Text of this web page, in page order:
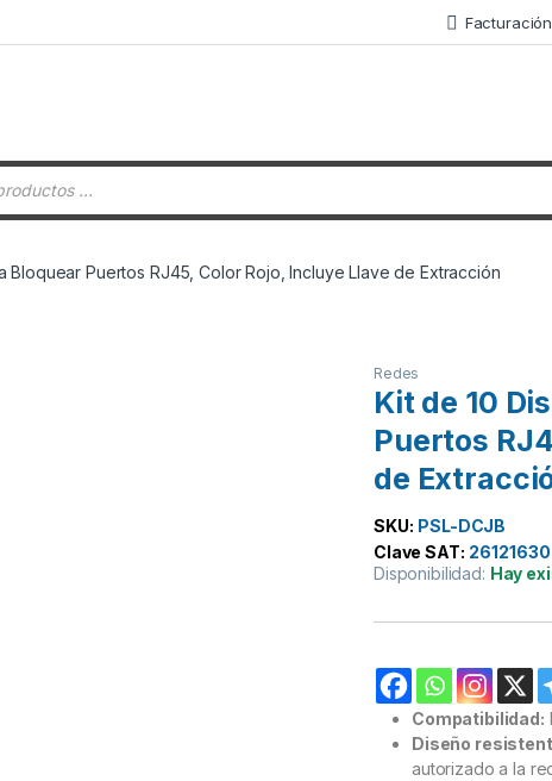
Facturación
Bloquear Puertos RJ45, Color Rojo, Incluye Llave de Extracción
Redes
Kit de 10
Puertos
de
SKU: PSL-DCJB
Clave SAT: 26121630
Disponibilidad: Hay
Compatibilidad:
Diseño
autorizado a la